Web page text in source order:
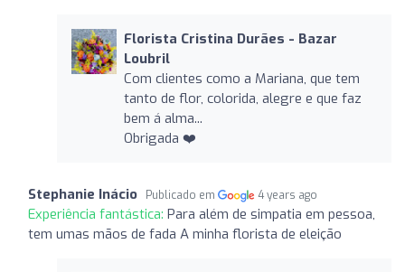
Florista Cristina Durães - Bazar
Loubril
Com clientes como a Mariana, que tem
tanto de flor, colorida, alegre e que faz
bem á alma...
Obrigada ❤️
Stephanie Inácio Publicado em 4 years ago
Experiência fantástica: Para além de simpatia em pessoa,
tem umas mãos de fada A minha florista de eleição